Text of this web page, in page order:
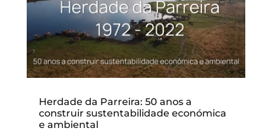
Herdade da Parreira: 50 anos a
construir sustentabilidade económica
e ambiental